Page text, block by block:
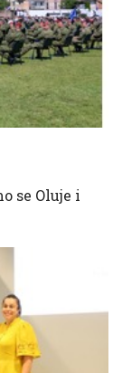
se Oluje i